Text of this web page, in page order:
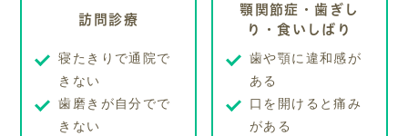
訪問診療
寝たきりで通院で
きない
歯磨きが自分でで
きない
顎関節症・歯ぎし
り・食いしばり
歯や顎に違和感が
ある
口を開けると痛み
がある